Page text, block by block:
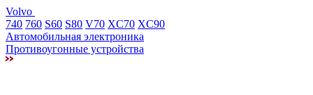
Volvo
740 760 S60 S80 V70 XC70 XC90
Автомобильная электроника
Противоугонные устройства